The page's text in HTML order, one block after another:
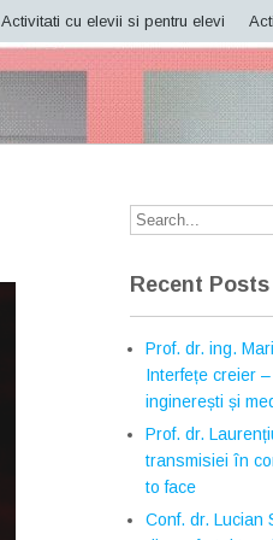
Activitati cu elevii si pentru elevi
Recent Posts
Prof. dr. ing.
Interfețe creier
inginerești și
Prof. dr.
transmisiei în
to face
Conf. dr. Lucian